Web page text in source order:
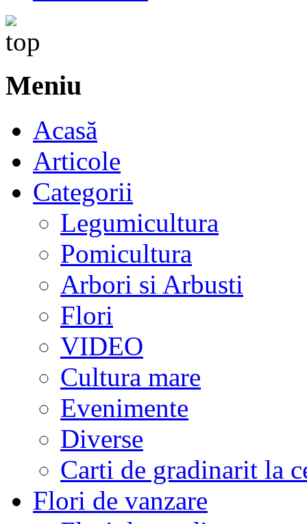
Meniu
Acasă
Articole
Categorii
Legumicultura
Pomicultura
Arbori si Arbusti
Flori
VIDEO
Cultura mare
Evenimente
Diverse
Carti de gradinarit la
Flori de vanzare